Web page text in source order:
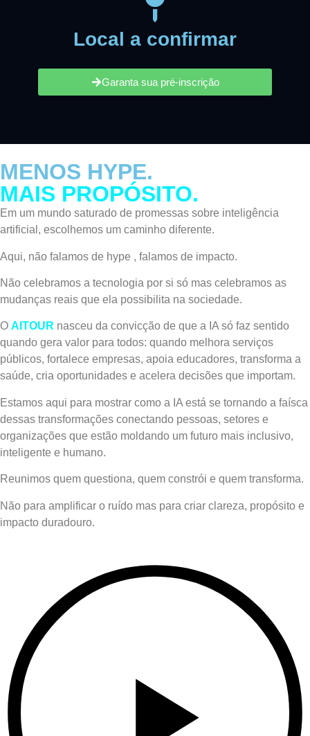
Local a confirmar
Garanta sua pré-inscrição
MENOS HYPE.
MAIS PROPÓSITO.
Em um mundo saturado de promessas sobre inteligência
artificial, escolhemos um caminho diferente.
Aqui, não falamos de hype , falamos de impacto.
Não celebramos a tecnologia por si só mas celebramos as
mudanças reais que ela possibilita na sociedade.
O AITOUR nasceu da convicção de que a IA só faz sentido
quando gera valor para todos: quando melhora serviços
públicos, fortalece empresas, apoia educadores, transforma a
saúde, cria oportunidades e acelera decisões que importam.
Estamos aqui para mostrar como a IA está se tornando a faísca
dessas transformações conectando pessoas, setores e
organizações que estão moldando um futuro mais inclusivo,
inteligente e humano.
Reunimos quem questiona, quem constrói e quem transforma.
Não para amplificar o ruído mas para criar clareza, propósito e
impacto duradouro.